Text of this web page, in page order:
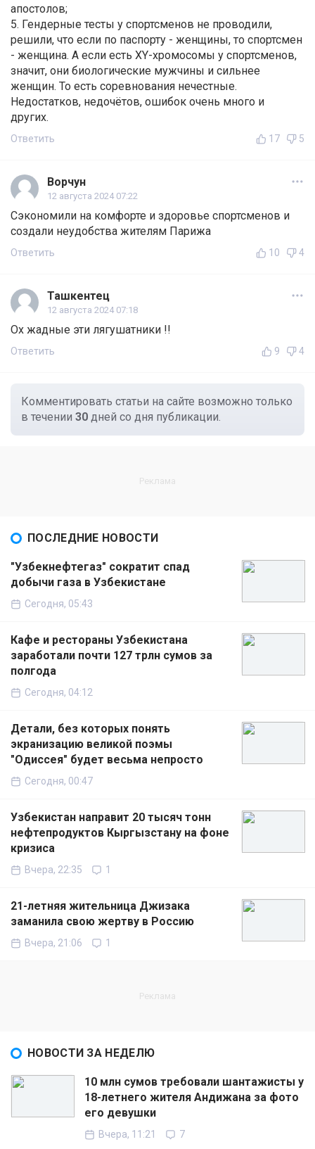
апостолов;
5. Гендерные тесты у спортсменов не проводили,
решили, что если по паспорту - женщины, то спортсмен
- женщина. А если есть ХY-хромосомы у спортсменов,
значит, они биологические мужчины и сильнее
женщин. То есть соревнования нечестные.
Недостатков, недочётов, ошибок очень много и
других.
Ответить 17 5
Ворчун
12 августа 2024 07:22
Сэкономили на комфорте и здоровье спортсменов и
создали неудобства жителям Парижа
Ответить 10 4
Ташкентец
12 августа 2024 07:18
Ох жадные эти лягушатники !!
Ответить 9 4
Комментировать статьи на сайте возможно только
в течении 30 дней со дня публикации.
ПОСЛЕДНИЕ НОВОСТИ
"Узбекнефтегаз" сократит спад
добычи газа в Узбекистане
Сегодня, 05:43
Кафе и рестораны Узбекистана
заработали почти 127 трлн сумов за
полгода
Сегодня, 04:12
Детали, без которых понять
экранизацию великой поэмы
"Одиссея" будет весьма непросто
Сегодня, 00:47
Узбекистан направит 20 тысяч тонн
нефтепродуктов Кыргызстану на фоне
кризиса
Вчера, 22:35 1
21-летняя жительница Джизака
заманила свою жертву в Россию
Вчера, 21:06 1
НОВОСТИ ЗА НЕДЕЛЮ
10 млн сумов требовали шантажисты у
18-летнего жителя Андижана за фото
его девушки
Вчера, 11:21 7